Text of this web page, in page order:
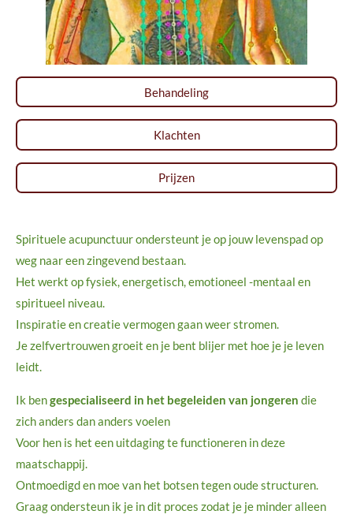
Behandeling
Klachten
Prijzen
Spirituele acupunctuur ondersteunt je op jouw levenspad op
weg naar een zingevend bestaan.
Het werkt op fysiek, energetisch, emotioneel -mentaal en
spiritueel niveau.
Inspiratie en creatie vermogen gaan weer stromen.
Je zelfvertrouwen groeit en je bent blijer met hoe je je leven
leidt.
Ik bengespecialiseerd in het begeleiden van jongeren die
zich anders dan anders voelen
Voor hen is het een uitdaging te functioneren in deze
maatschappij.
Ontmoedigd en moe van het botsen tegen oude structuren.
Graag ondersteun ik je in dit proces zodat je je minder alleen